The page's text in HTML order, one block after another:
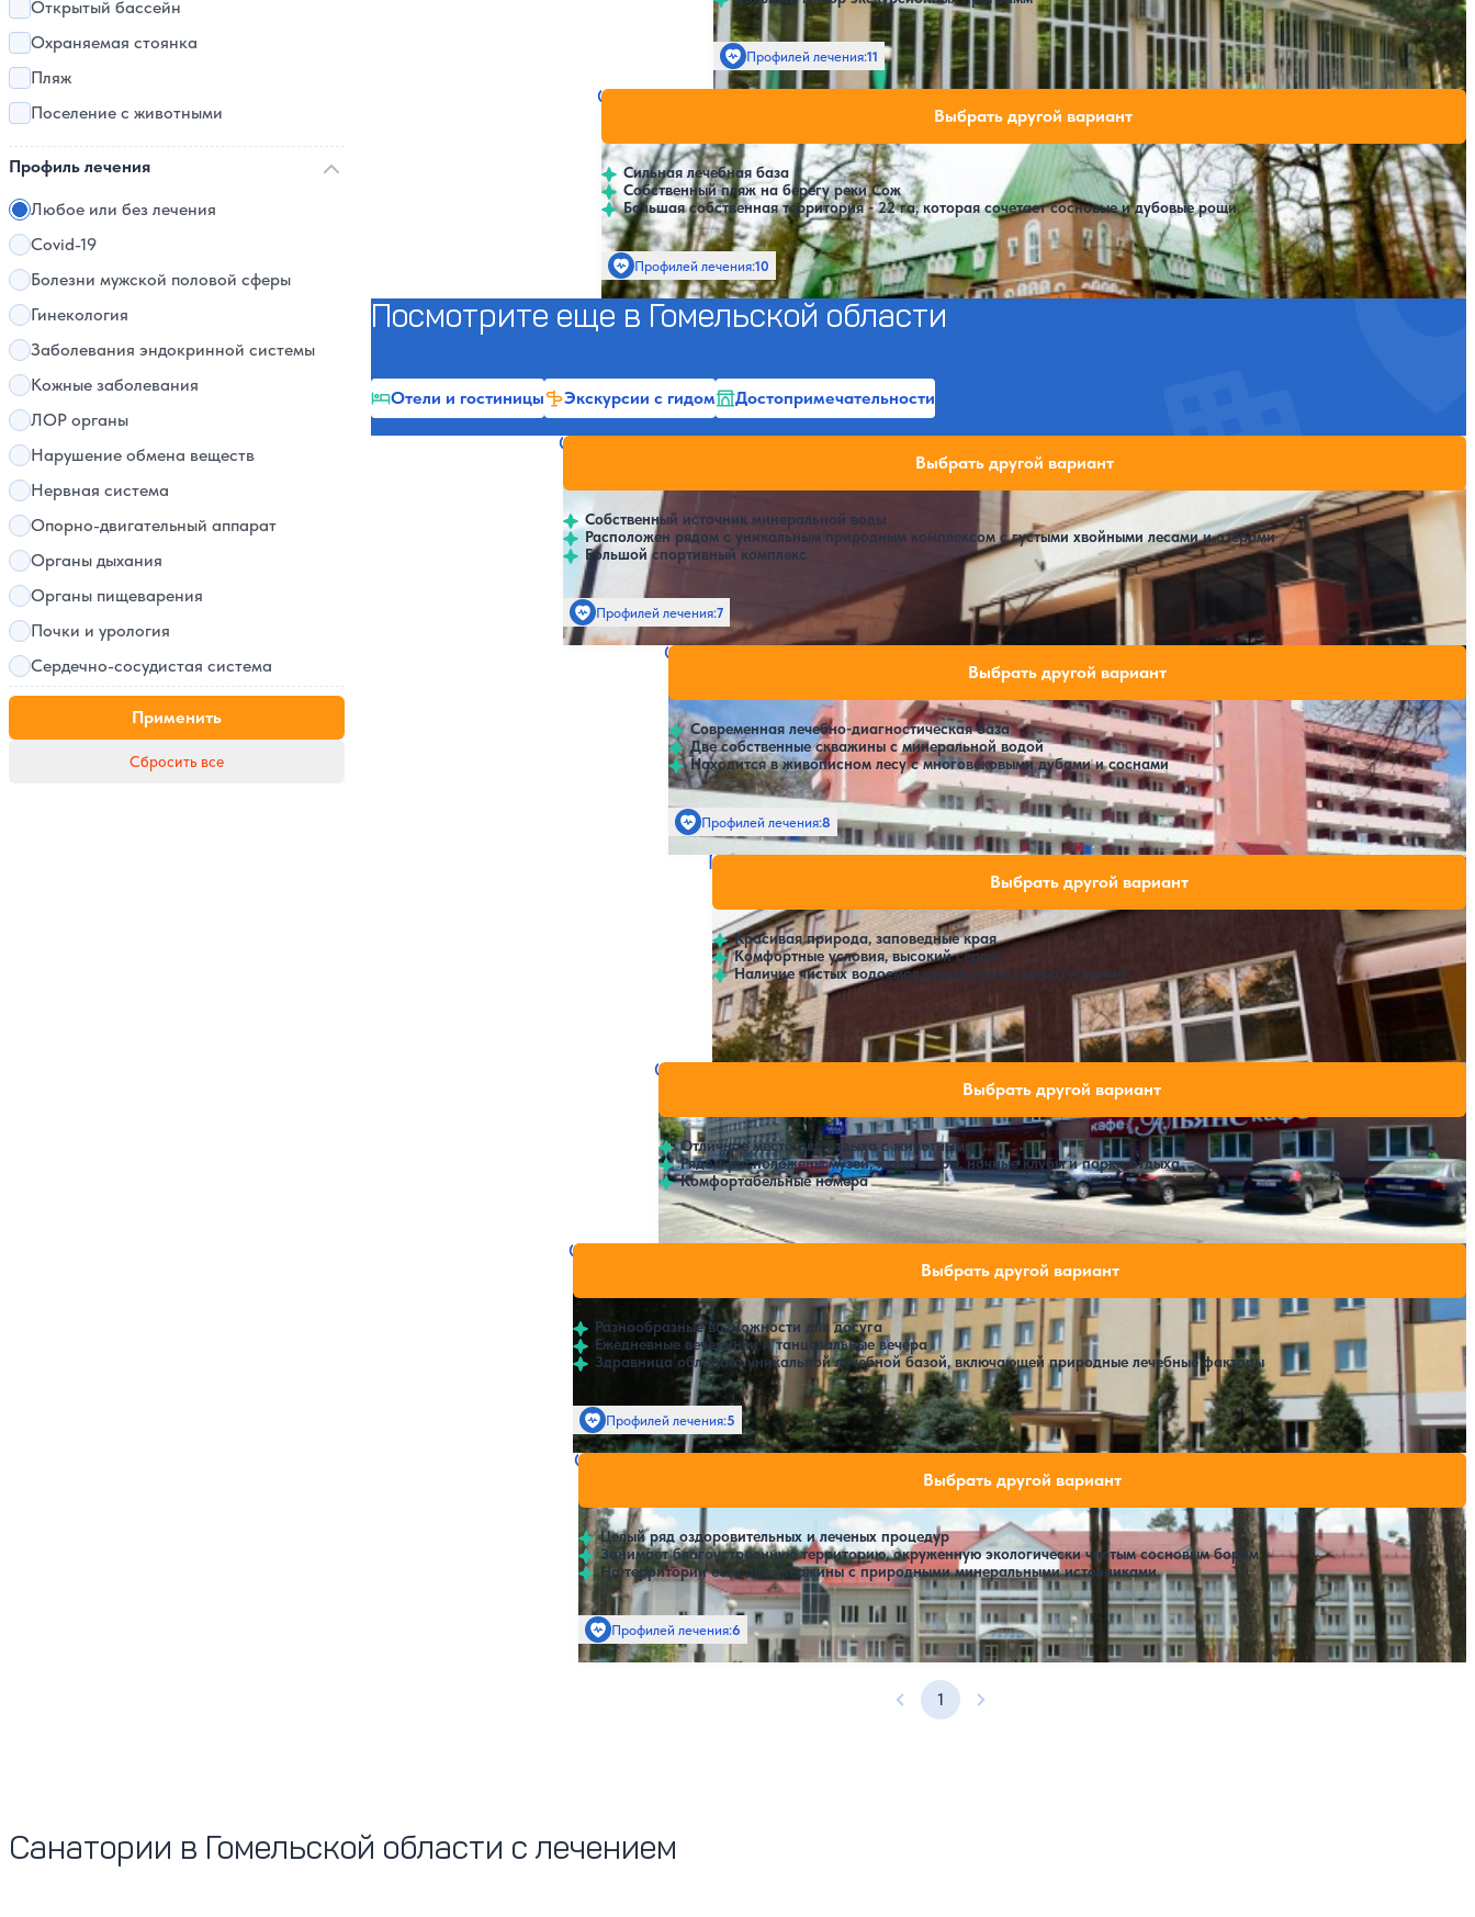
Открытый бассейн
Охраняемая стоянка
Пляж
Поселение с животными
Профиль лечения
Любое или без лечения
Covid-19
Болезни мужской половой сферы
Гинекология
Заболевания эндокринной системы
Кожные заболевания
ЛОР органы
Нарушение обмена веществ
Нервная система
Опорно-двигательный аппарат
Органы дыхания
Органы пищеварения
Почки и урология
Сердечно-сосудистая система
Применить
Сбросить все
Профилей лечения:11 SPA
Санаторий Золотые пески
4.2
Сильная лечебная база
Собственный пляж на берегу реки Сож
Большая собственная территория - 22 га, которая сочетает сосновые и дубовые рощи
Профилей лечения:10 Крытый бассейн
Нет цен или свободных мест на выбранные даты
Выбрать другой вариант
Посмотрите еще в Гомельской области
Отели и гостиницы Экскурсии с гидом Достопримечательности
Санаторий Серебряные ключи
4.5
Собственный источник минеральной воды
Расположен рядом с уникальным природным комплексом с густыми хвойными лесами и озерами
Большой спортивный комплекс
Профилей лечения:7
Нет цен или свободных мест на выбранные даты
Выбрать другой вариант
Санаторий Машиностроитель
4.2
Современная лечебно-диагностическая база
Две собственные скважины с минеральной водой
Находится в живописном лесу с многовековыми дубами и соснами
Профилей лечения:8 SPA
Нет цен или свободных мест на выбранные даты
Выбрать другой вариант
Гестхаус Белый берег
4.2
Красивая природа, заповедные края
Комфортные условия, высокий сервис
Наличие чистых водоемов рядом (река, озеро) и пляжа
SPA
Нет цен или свободных мест на выбранные даты
Выбрать другой вариант
Отель АМАКС Визит
3.9
Отличное место для отдыха с животными
Рядом расположены музеи, кинотеатры, ночные клубы и парки отдыха
Комфортабельные номера
Нет цен или свободных мест на выбранные даты
Выбрать другой вариант
Санаторий Гомельское отделение Белорусской железной дороги
4.3
Разнообразные возможности для досуга
Ежедневные вечеринки и танцевальные вечера
Здравница обладает уникальной лечебной базой, включающей природные лечебные факторы
Профилей лечения:5 Крытый бассейн SPA
Нет цен или свободных мест на выбранные даты
Выбрать другой вариант
Санаторий Сосны
4.6
Целый ряд оздоровительных и леченых процедур
Занимает благоустроенную территорию, окруженную экологически чистым сосновым бором
На территории есть две скважины с природными минеральными источниками
Профилей лечения:6 Крытый бассейн
Нет цен или свободных мест на выбранные даты
Выбрать другой вариант
Предыдущая страница
1 Следующая страница
Санатории в Гомельской области с лечением